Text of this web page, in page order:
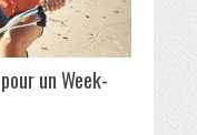
un Week-